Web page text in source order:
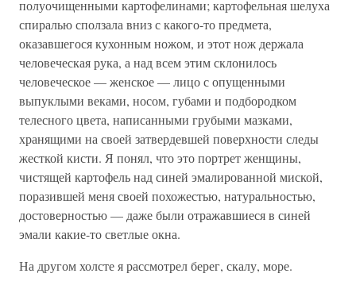
полуочищенными картофелинами; картофельная шелуха
спиралью сползала вниз с какого-то предмета,
оказавшегося кухонным ножом, и этот нож держала
человеческая рука, а над всем этим склонилось
человеческое — женское — лицо с опущенными
выпуклыми веками, носом, губами и подбородком
телесного цвета, написанными грубыми мазками,
хранящими на своей затвердевшей поверхности следы
жесткой кисти. Я понял, что это портрет женщины,
чистящей картофель над синей эмалированной миской,
поразившей меня своей похожестью, натуральностью,
достоверностью — даже были отражавшиеся в синей
эмали какие-то светлые окна.
На другом холсте я рассмотрел берег, скалу, море.